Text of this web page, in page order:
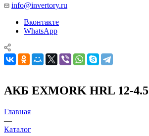
info@invertory.ru
Вконтакте
WhatsApp
АКБ EXMORK HRL 12-4.5
Главная
—
Каталог